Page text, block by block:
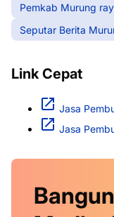
Pemkab Murung
Seputar Berita
Link Cepat
Jasa
Jasa